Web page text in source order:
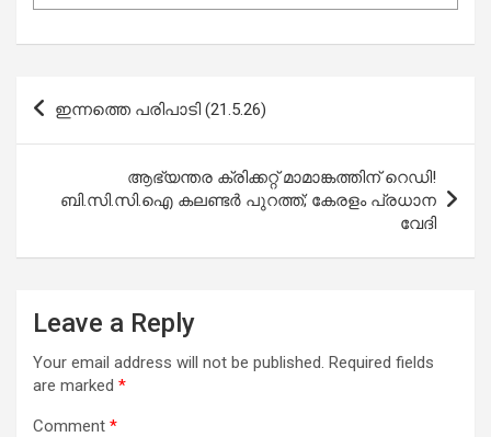
Post
navigation
ഇന്നത്തെ പരിപാടി (21.5.26)
ആഭ്യന്തര ക്രിക്കറ്റ് മാമാങ്കത്തിന് റെഡി!
ബി.സി.സി.ഐ കലണ്ടർ പുറത്ത്; കേരളം പ്രധാന
വേദി
Leave a Reply
Your email address will not be published. Required fields
are marked *
Comment *